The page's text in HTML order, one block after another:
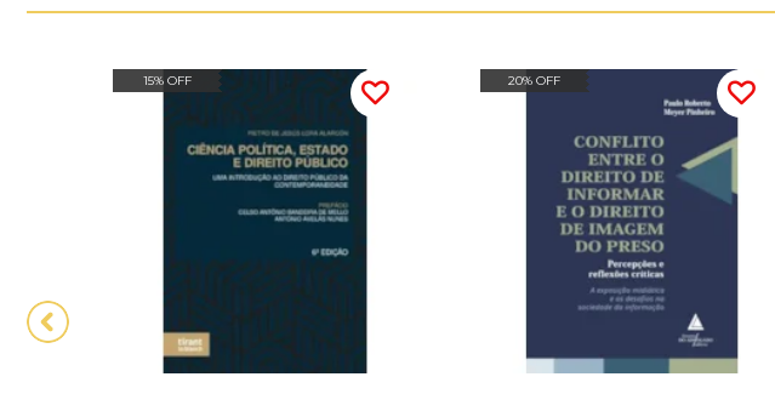
15% OFF 20% OFF